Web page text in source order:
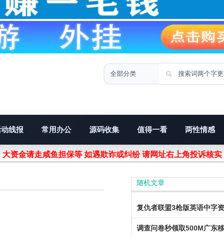
线报 常用办公 源码收集 值得一看 两性情感
资金请走咸鱼担保等 如遇欺诈或纠纷 请网址右上角投诉核
随机文章
复仇者联盟3枪版英语中字
调查问卷秒领取500M广东